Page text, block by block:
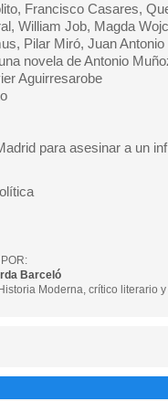
Francisco Casares,
William Job, Magda
Pilar Miró, Juan Antonio
novela de Antonio
Aguirresarobe
para asesinar a un
Barceló
Moderna, crítico literario